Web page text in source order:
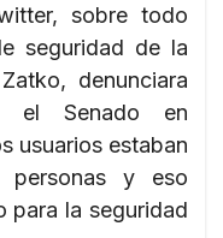
sobre todo
seguridad de la
denunciara
el Senado en
usuarios estaban
personas y eso
para la seguridad